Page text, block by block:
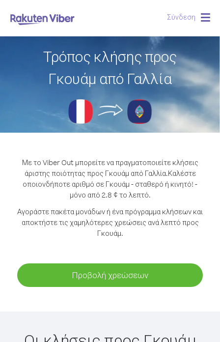
Σύνδεση
Τρόπος κλήσης προς
Γκουάμ από Γαλλία
Με το Viber Out μπορείτε να πραγματοποιείτε κλήσεις
άριστης ποιότητας προς Γκουάμ από Γαλλία.Καλέστε
οποιονδήποτε αριθμό σε Γκουάμ - σταθερό ή κινητό! -
μόνο από 2.8 ¢ το λεπτό.
Αγοράστε πακέτα μονάδων ή ένα πρόγραμμα κλήσεων και
αποκτήστε τις χαμηλότερες χρεώσεις ανά λεπτό προς
Γκουάμ.
Προβολή χρεώσεων